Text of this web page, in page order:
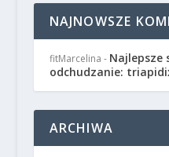
NAJNOWSZE
fitMarcelina - Najlepsze
odchudzanie:
ARCHIWA